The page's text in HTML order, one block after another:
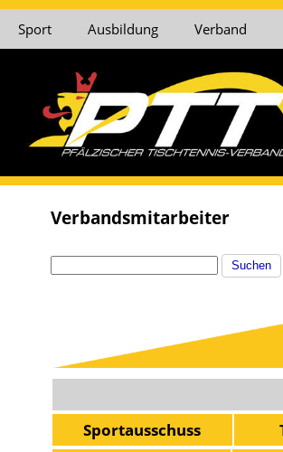
Sport Ausbildung Verband
Verbandsmitarbeiter
Sportausschuss